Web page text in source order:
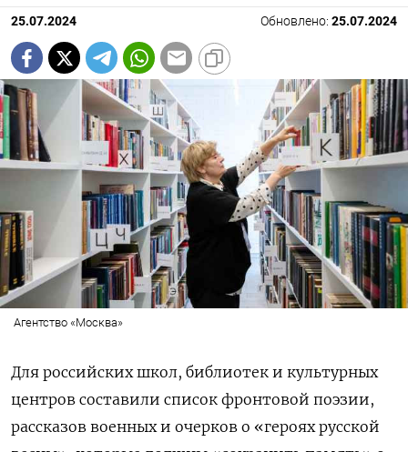
25.07.2024 Обновлено: 25.07.2024
Агентство «Москва»
Для российских школ, библиотек и культурных
центров составили список фронтовой поэзии,
рассказов военных и очерков о «героях русской